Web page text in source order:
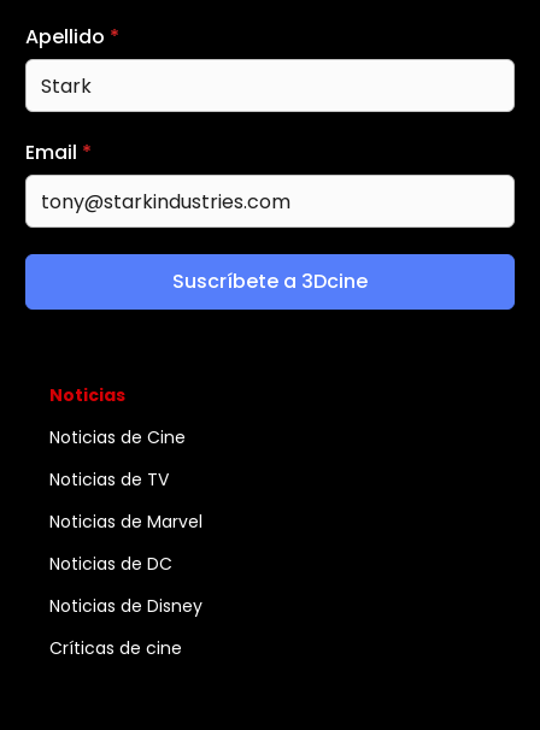
Apellido *
Email *
Suscríbete a 3Dcine
Noticias
Noticias de Cine
Noticias de TV
Noticias de Marvel
Noticias de DC
Noticias de Disney
Críticas de cine